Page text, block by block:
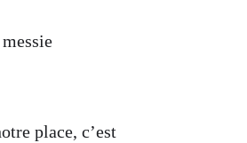
place, c’est